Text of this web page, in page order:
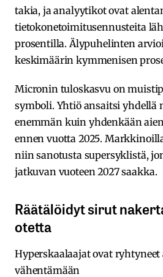
takia, ja analyytikot ovat
tietokonetoimitusennusteita
prosentilla. Älypuhelinten
keskimäärin kymmenisen
Micronin tuloskasvu on
symboli. Yhtiö ansaitsi yhdellä
enemmän kuin yhdenkään
ennen vuotta 2025.
niin sanotusta supersyklistä,
jatkuvan vuoteen 2027 saakka.
Räätälöidyt sirut
otetta
Hyperskaalaajat ovat
vähentämään